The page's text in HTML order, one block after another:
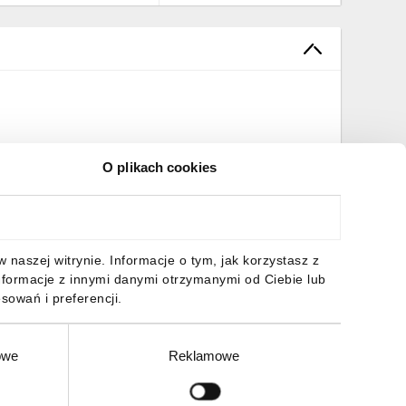
O plikach cookies
naszej witrynie. Informacje o tym, jak korzystasz z
z innymi danymi otrzymanymi od Ciebie lub
i preferencji.
Reklamowe